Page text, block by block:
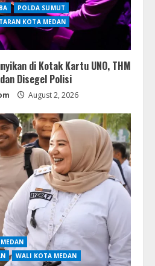
POLDA SUMUT
KOTA MEDAN
di Kotak Kartu UNO, THM
Disegel Polisi
August 2, 2026
WALI KOTA MEDAN